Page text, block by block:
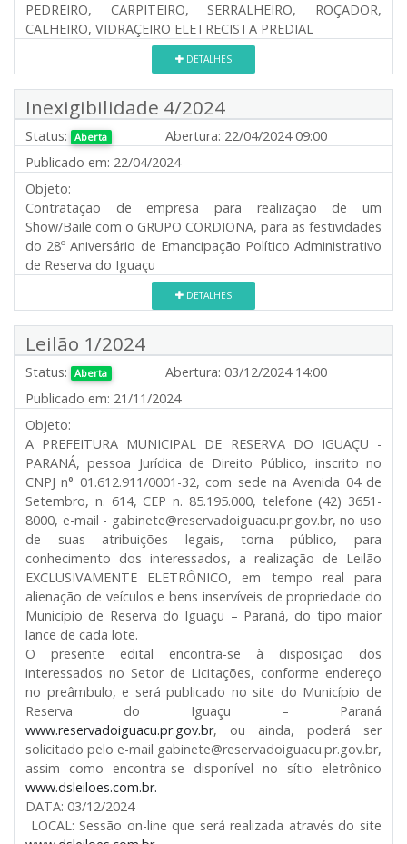
PEDREIRO, CARPITEIRO, SERRALHEIRO, ROÇADOR,
CALHEIRO, VIDRAÇEIRO ELETRECISTA PREDIAL
DETALHES
Inexigibilidade 4/2024
Status: Aberta Abertura: 22/04/2024 09:00
Publicado em: 22/04/2024
Objeto:
Contratação de empresa para realização de um
Show/Baile com o GRUPO CORDIONA, para as festividades
do 28º Aniversário de Emancipação Político Administrativo
de Reserva do Iguaçu
DETALHES
Leilão 1/2024
Status: Aberta Abertura: 03/12/2024 14:00
Publicado em: 21/11/2024
Objeto:
A PREFEITURA MUNICIPAL DE RESERVA DO IGUAÇU -
PARANÁ, pessoa Jurídica de Direito Público, inscrito no
CNPJ n° 01.612.911/0001-32, com sede na Avenida 04 de
Setembro, n. 614, CEP n. 85.195.000, telefone (42) 3651-
8000, e-mail - gabinete@reservadoiguacu.pr.gov.br, no uso
de suas atribuições legais, torna público, para
conhecimento dos interessados, a realização de Leilão
EXCLUSIVAMENTE ELETRÔNICO, em tempo real para
alienação de veículos e bens inservíveis de propriedade do
Município de Reserva do Iguaçu – Paraná, do tipo maior
lance de cada lote.
O presente edital encontra-se à disposição dos
interessados no Setor de Licitações, conforme endereço
no preâmbulo, e será publicado no site do Município de
Reserva do Iguaçu – Paraná
www.reservadoiguacu.pr.gov.br, ou ainda, poderá ser
solicitado pelo e-mail gabinete@reservadoiguacu.pr.gov.br,
assim como encontra-se disponível no sítio eletrônico
www.dsleiloes.com.br.
DATA: 03/12/2024
LOCAL: Sessão on-line que será realizada através do site